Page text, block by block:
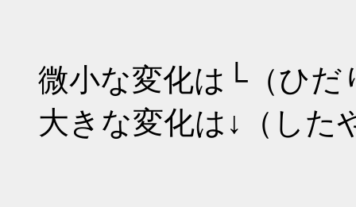
微小な変化は└（ひだ
大きな変化は↓（した